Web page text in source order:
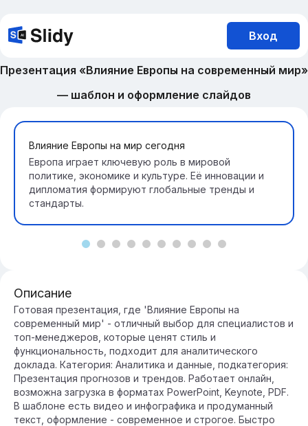
Вход
Презентация «Влияние Европы на современный мир»
— шаблон и оформление слайдов
Влияние Европы на мир сегодня
Европа играет ключевую роль в мировой
политике, экономике и культуре. Её инновации и
дипломатия формируют глобальные тренды и
стандарты.
Описание
Готовая презентация, где 'Влияние Европы на
современный мир' - отличный выбор для специалистов и
топ-менеджеров, которые ценят стиль и
функциональность, подходит для аналитического
доклада. Категория: Аналитика и данные, подкатегория:
Презентация прогнозов и трендов. Работает онлайн,
возможна загрузка в форматах PowerPoint, Keynote, PDF.
В шаблоне есть видео и инфографика и продуманный
текст, оформление - современное и строгое. Быстро